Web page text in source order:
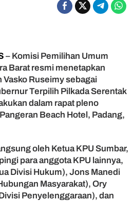
– Komisi Pemilihan Umum
Barat resmi menetapkan
Vasko Ruseimy sebagai
Terpilih Pilkada Serentak
dalam rapat pleno
Beach Hotel, Padang,
oleh Ketua KPU Sumbar,
para anggota KPU lainnya,
Divisi Hukum), Jons Manedi
Masyarakat), Ory
Penyelenggaraan), dan